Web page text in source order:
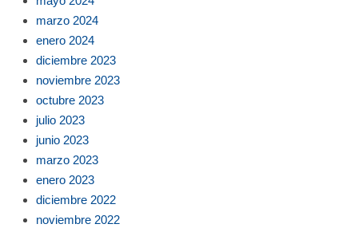
marzo 2024
enero 2024
diciembre 2023
noviembre 2023
octubre 2023
julio 2023
junio 2023
marzo 2023
enero 2023
diciembre 2022
noviembre 2022